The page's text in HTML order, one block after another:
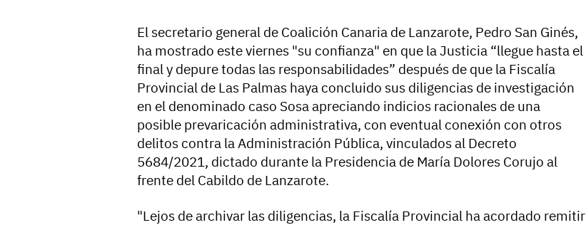
El secretario general de Coalición Canaria de Lanzarote, Pedro San Ginés,
ha mostrado este viernes "su confianza" en que la Justicia “llegue hasta el
final y depure todas las responsabilidades” después de que la Fiscalía
Provincial de Las Palmas haya concluido sus diligencias de investigación
en el denominado caso Sosa apreciando indicios racionales de una
posible prevaricación administrativa, con eventual conexión con otros
delitos contra la Administración Pública, vinculados al Decreto
5684/2021, dictado durante la Presidencia de María Dolores Corujo al
frente del Cabildo de Lanzarote.
"Lejos de archivar las diligencias, la Fiscalía Provincial ha acordado remitir